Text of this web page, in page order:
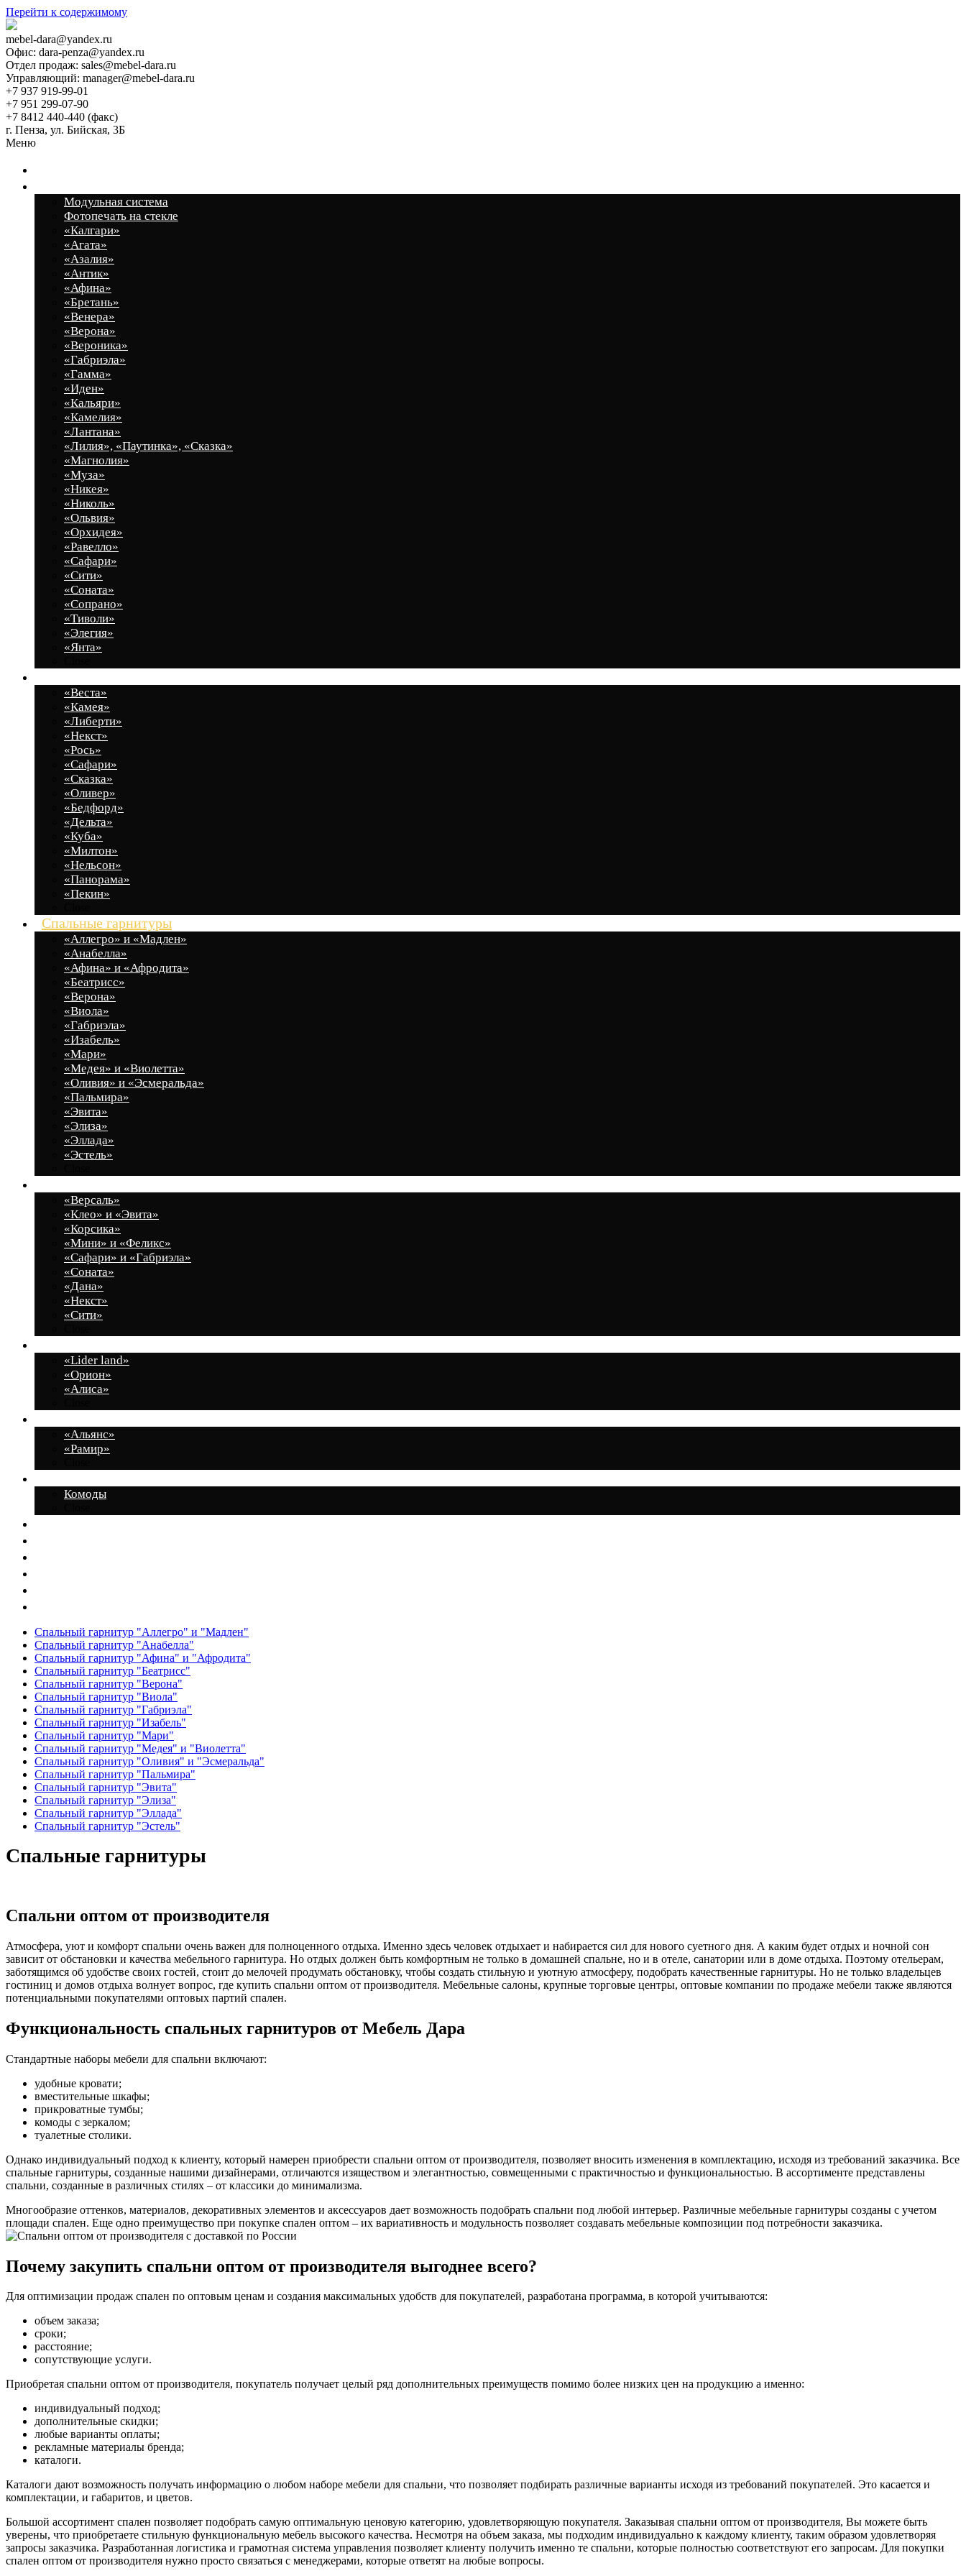
Перейти к содержимому
mebel-dara@yandex.ru
Офис: dara-penza@yandex.ru
Отдел продаж: sales@mebel-dara.ru
Управляющий: manager@mebel-dara.ru
+7 937 919-99-01
+7 951 299-07-90
+7 8412 440-440 (факс)
г. Пенза, ул. Бийская, 3Б
Меню
Модульная система
Фотопечать на стекле
«Калгари»
«Агата»
«Азалия»
«Антик»
«Афина»
«Бретань»
«Венера»
«Верона»
«Вероника»
«Габриэла»
«Гамма»
«Иден»
«Кальяри»
«Камелия»
«Лантана»
«Лилия», «Паутинка», «Сказка»
«Магнолия»
«Муза»
«Никея»
«Николь»
«Ольвия»
«Орхидея»
«Равелло»
«Сафари»
«Сити»
«Соната»
«Сопрано»
«Тиволи»
«Элегия»
«Янта»
«Веста»
«Камея»
«Либерти»
«Некст»
«Рось»
«Сафари»
«Сказка»
«Оливер»
«Бедфорд»
«Дельта»
«Куба»
«Милтон»
«Нельсон»
«Панорама»
«Пекин»
Спальные гарнитуры
«Аллегро» и «Мадлен»
«Анабелла»
«Афина» и «Афродита»
«Беатрисс»
«Верона»
«Виола»
«Габриэла»
«Изабель»
«Мари»
«Медея» и «Виолетта»
«Оливия» и «Эсмеральда»
«Пальмира»
«Эвита»
«Элиза»
«Эллада»
«Эстель»
«Версаль»
«Клео» и «Эвита»
«Корсика»
«Мини» и «Феликс»
«Сафари» и «Габриэла»
«Соната»
«Дана»
«Некст»
«Сити»
«Lider land»
«Орион»
«Алиса»
«Альянс»
«Рамир»
Комоды
Спальный гарнитур "Аллегро" и "Мадлен"
Спальный гарнитур "Анабелла"
Спальный гарнитур "Афина" и "Афродита"
Спальный гарнитур "Беатрисс"
Спальный гарнитур "Верона"
Спальный гарнитур "Виола"
Спальный гарнитур "Габриэла"
Спальный гарнитур "Изабель"
Спальный гарнитур "Мари"
Спальный гарнитур "Медея" и "Виолетта"
Спальный гарнитур "Оливия" и "Эсмеральда"
Спальный гарнитур "Пальмира"
Спальный гарнитур "Эвита"
Спальный гарнитур "Элиза"
Спальный гарнитур "Эллада"
Спальный гарнитур "Эстель"
Спальные гарнитуры
Спальни оптом от производителя
Атмосфера, уют и комфорт спальни очень важен для полноценного отдыха. Именно здесь человек отдыхает и набирается сил для нового суетного дня. А каким будет отдых и ночной сон
зависит от обстановки и качества мебельного гарнитура. Но отдых должен быть комфортным не только в домашней спальне, но и в отеле, санатории или в доме отдыха. Поэтому отельерам,
заботящимся об удобстве своих гостей, стоит до мелочей продумать обстановку, чтобы создать стильную и уютную атмосферу, подобрать качественные гарнитуры. Но не только владельцев
гостиниц и домов отдыха волнует вопрос, где купить спальни оптом от производителя. Мебельные салоны, крупные торговые центры, оптовые компании по продаже мебели также являются
потенциальными покупателями оптовых партий спален.
Функциональность спальных гарнитуров от Мебель Дара
Стандартные наборы мебели для спальни включают:
удобные кровати;
вместительные шкафы;
прикроватные тумбы;
комоды с зеркалом;
туалетные столики.
Однако индивидуальный подход к клиенту, который намерен приобрести спальни оптом от производителя, позволяет вносить изменения в комплектацию, исходя из требований заказчика. Все
спальные гарнитуры, созданные нашими дизайнерами, отличаются изяществом и элегантностью, совмещенными с практичностью и функциональностью. В ассортименте представлены
спальни, созданные в различных стилях – от классики до минимализма.
Многообразие оттенков, материалов, декоративных элементов и аксессуаров дает возможность подобрать спальни под любой интерьер. Различные мебельные гарнитуры созданы с учетом
площади спален. Еще одно преимущество при покупке спален оптом – их вариативность и модульность позволяет создавать мебельные композиции под потребности заказчика.
Почему закупить спальни оптом от производителя выгоднее всего?
Для оптимизации продаж спален по оптовым ценам и создания максимальных удобств для покупателей, разработана программа, в которой учитываются:
объем заказа;
сроки;
расстояние;
сопутствующие услуги.
Приобретая спальни оптом от производителя, покупатель получает целый ряд дополнительных преимуществ помимо более низких цен на продукцию а именно:
индивидуальный подход;
дополнительные скидки;
любые варианты оплаты;
рекламные материалы бренда;
каталоги.
Каталоги дают возможность получать информацию о любом наборе мебели для спальни, что позволяет подбирать различные варианты исходя из требований покупателей. Это касается и
комплектации, и габаритов, и цветов.
Большой ассортимент спален позволяет подобрать самую оптимальную ценовую категорию, удовлетворяющую покупателя. Заказывая спальни оптом от производителя, Вы можете быть
уверены, что приобретаете стильную функциональную мебель высокого качества. Несмотря на объем заказа, мы подходим индивидуально к каждому клиенту, таким образом удовлетворяя
запросы заказчика. Разработанная логистика и грамотная система управления позволяет клиенту получить именно те спальни, которые полностью соответствуют его запросам. Для покупки
спален оптом от производителя нужно просто связаться с менеджерами, которые ответят на любые вопросы.